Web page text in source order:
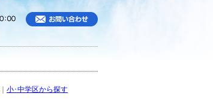
小･中学区から探す